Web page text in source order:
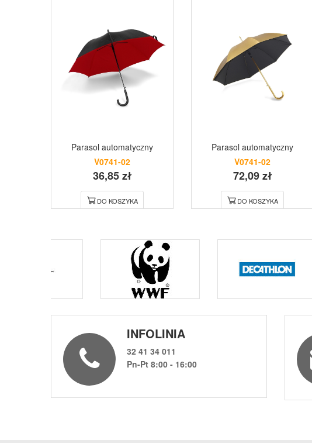
Parasol automatyczny
V0741-02
36,85 zł
DO KOSZYKA
Parasol automatyczny
V0741-02
72,09 zł
DO KOSZYKA
INFOLINIA
32 41 34 011
Pn-Pt 8:00 - 16:00